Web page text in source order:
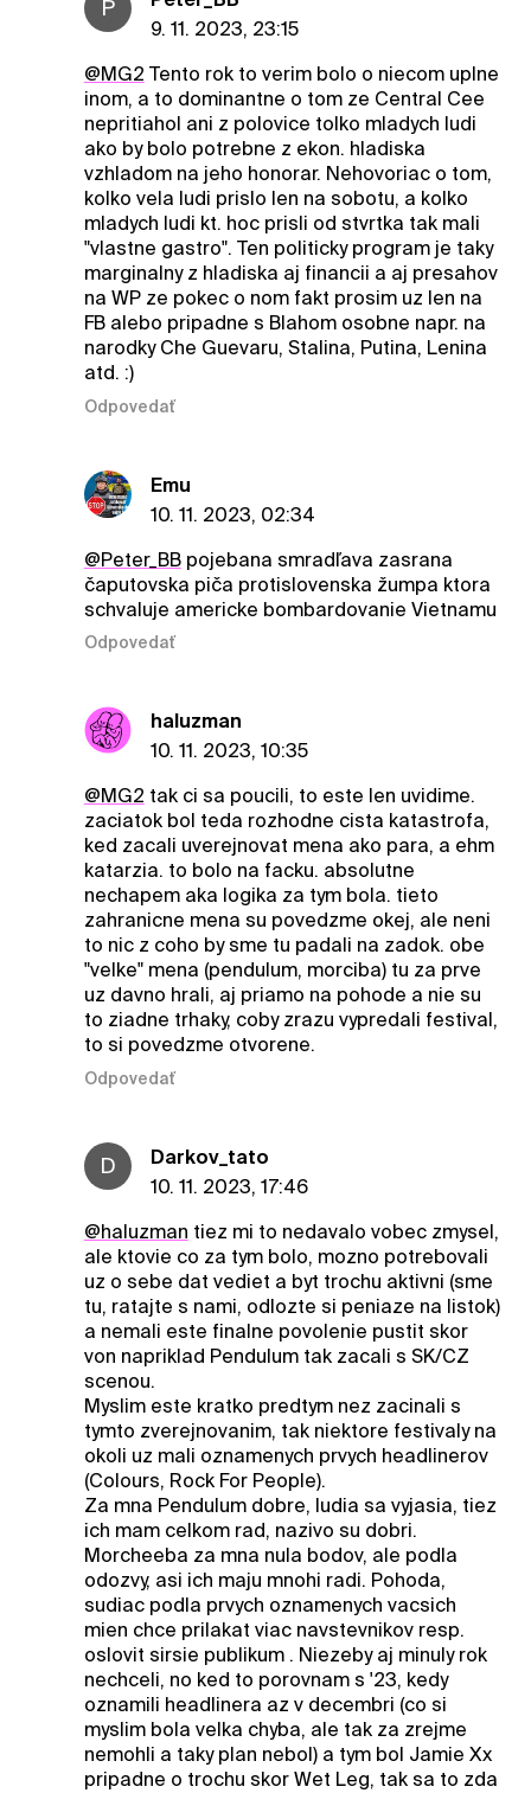
P
9. 11. 2023, 23:15
@MG2 Tento rok to verim bolo o niecom uplne
inom, a to dominantne o tom ze Central Cee
nepritiahol ani z polovice tolko mladych ludi
ako by bolo potrebne z ekon. hladiska
vzhladom na jeho honorar. Nehovoriac o tom,
kolko vela ludi prislo len na sobotu, a kolko
mladych ludi kt. hoc prisli od stvrtka tak mali
"vlastne gastro". Ten politicky program je taky
marginalny z hladiska aj financii a aj presahov
na WP ze pokec o nom fakt prosim uz len na
FB alebo pripadne s Blahom osobne napr. na
narodky Che Guevaru, Stalina, Putina, Lenina
atd. :)
Odpovedať
Emu
10. 11. 2023, 02:34
@Peter_BBpojebana smradľava zasrana
čaputovska piča protislovenska žumpa ktora
schvaluje americke bombardovanie Vietnamu
Odpovedať
haluzman
10. 11. 2023, 10:35
@MG2 tak ci sa poucili, to este len uvidime.
zaciatok bol teda rozhodne cista katastrofa,
ked zacali uverejnovat mena ako para, a ehm
katarzia. to bolo na facku. absolutne
nechapem aka logika za tym bola. tieto
zahranicne mena su povedzme okej, ale neni
to nic z coho by sme tu padali na zadok. obe
"velke" mena (pendulum, morciba) tu za prve
uz davno hrali, aj priamo na pohode a nie su
to ziadne trhaky, coby zrazu vypredali festival,
to si povedzme otvorene.
Odpovedať
D
Darkov_tato
10. 11. 2023, 17:46
@haluzman tiez mi to nedavalo vobec zmysel,
ale ktovie co za tym bolo, mozno potrebovali
uz o sebe dat vediet a byt trochu aktivni (sme
tu, ratajte s nami, odlozte si peniaze na listok)
a nemali este finalne povolenie pustit skor
von napriklad Pendulum tak zacali s SK/CZ
scenou.
Myslim este kratko predtym nez zacinali s
tymto zverejnovanim, tak niektore festivaly na
okoli uz mali oznamenych prvych headlinerov
(Colours, Rock For People).
Za mna Pendulum dobre, ludia sa vyjasia, tiez
ich mam celkom rad, nazivo su dobri.
Morcheeba za mna nula bodov, ale podla
odozvy, asi ich maju mnohi radi. Pohoda,
sudiac podla prvych oznamenych vacsich
mien chce prilakat viac navstevnikov resp.
oslovit sirsie publikum . Niezeby aj minuly rok
nechceli, no ked to porovnam s '23, kedy
oznamili headlinera az v decembri (co si
myslim bola velka chyba, ale tak za zrejme
nemohli a taky plan nebol) a tym bol Jamie Xx
pripadne o trochu skor Wet Leg, tak sa to zda